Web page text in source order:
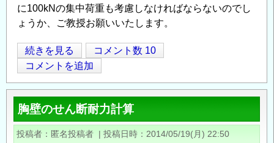
の
に100kNの集中荷重も考慮しなければならないのでし
ょうか、ご教授お願いいたします。
集
水
桝
の
構
造
続きを見る
コメント数 10
コメントを追加
胸壁のせん断耐力計算
投稿者 匿名投稿者 | 投稿日時
2014/05/19(月) 22:50